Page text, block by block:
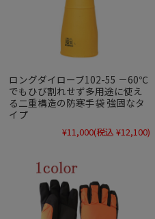
ロングダイローブ102-55 －60℃
でもひび割れせず多用途に使え
る二重構造の防寒手袋 強固なタ
イプ
¥11,000(税込 ¥12,100)